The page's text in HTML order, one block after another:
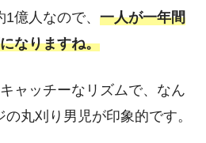
億人なので、 一人が一年間
なりますね。
ャッチーなリズムで、なん
丸刈り男児が印象的です。